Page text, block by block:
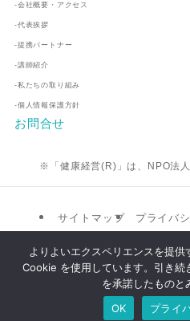
-会社概要・アクセス
-代表挨拶
-提携パートナー
-講師紹介
-私たちの取り組み
-個人情報保護方針
お問合せ
※「健康経営(R)」は、NPO法
サイトマップ プライバ
©株式会
よりよいエクスペリエンスを提
Cookie を使用しています。引き
を承諾したものと
OK
プライ